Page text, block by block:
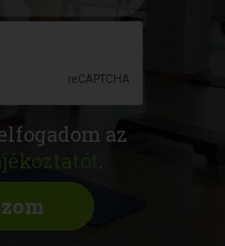
az
.